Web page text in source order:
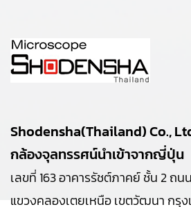
Shodensha(Thailand) Co.,
กล้องจุลทรรศน์นำเข้าจากญี่ปุ่น
เลขที่ 163 อาคารรัชต์ภาคย์ ชั้น 2 ถน
แขวงคลองเตยเหนือ เขตวัฒนา กรุง